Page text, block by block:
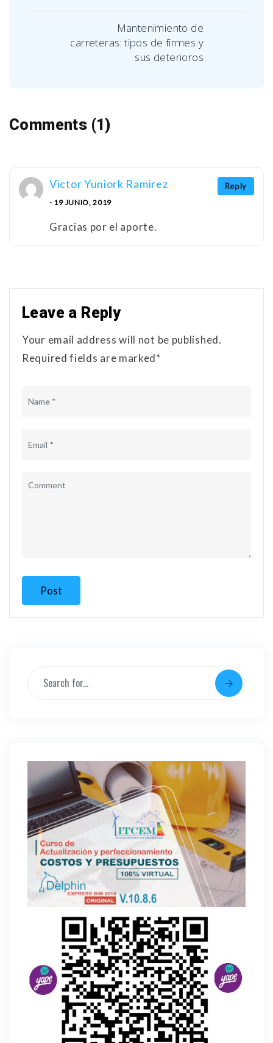
Mantenimiento de
carreteras: tipos de firmes y
sus deterioros
Comments (1)
Reply
Victor Yuniork Ramirez
- 19 JUNIO, 2019
Gracias por el aporte.
Leave a Reply
Your email address will not be published.
Required fields are marked*